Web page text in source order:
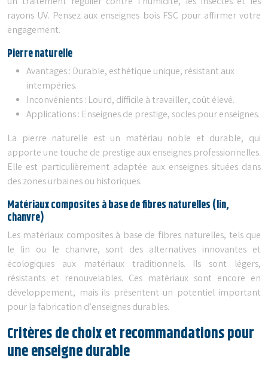
rayons UV. Pensez aux enseignes bois FSC pour affirmer votre
engagement.
Pierre naturelle
Avantages : Durable, esthétique unique, résistant aux
intempéries.
Inconvénients : Lourd, difficile à travailler, coût élevé.
Applications : Enseignes de prestige, socles pour enseignes.
La pierre naturelle est un matériau noble et durable, qui
apporte une touche de prestige aux enseignes professionnelles.
Elle est particulièrement adaptée aux enseignes situées dans
des zones urbaines ou historiques.
Matériaux composites à base de fibres naturelles (lin,
chanvre)
Les matériaux composites à base de fibres naturelles, tels que
le lin ou le chanvre, sont des alternatives innovantes et
écologiques aux matériaux traditionnels. Ils sont légers,
résistants et renouvelables. Ces matériaux sont encore en
développement, mais ils présentent un potentiel important
pour la fabrication d’enseignes durables.
Critères de choix et recommandations pour
une enseigne durable